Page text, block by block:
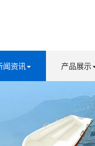
闻资讯 产品展示